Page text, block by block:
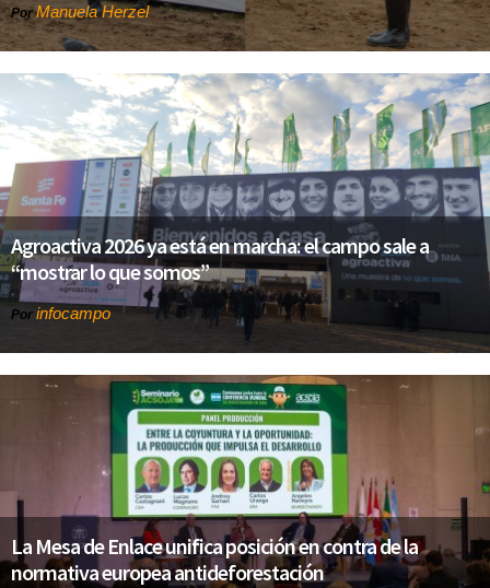
PorManuela Herzel
Agroactiva 2026 ya está en marcha: el campo sale a
“mostrar lo que somos”
Por infocampo
La Mesa de Enlace unifica posición en contra de la
normativa europea antideforestación